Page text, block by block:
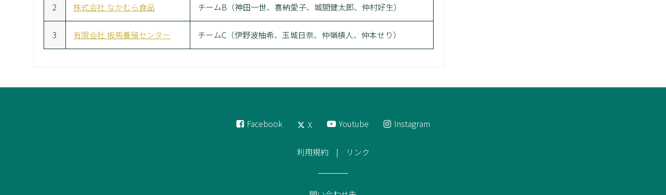
2 株式会社 なかむら食品 チームB（神田一世、喜納愛子、城間健太郎、仲村好生）
3 有限会社 板馬養殖センター チームC（伊野波柚希、玉城日奈、仲嶺槙人、仲本せり）
Facebook X Youtube Instagram
利用規約 リンク